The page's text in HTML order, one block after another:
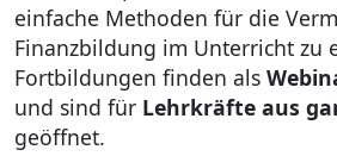
einfache Methoden für die
Finanzbildung im Unterricht zu
Fortbildungen finden als
und sind für Lehrkräfte aus
geöffnet.